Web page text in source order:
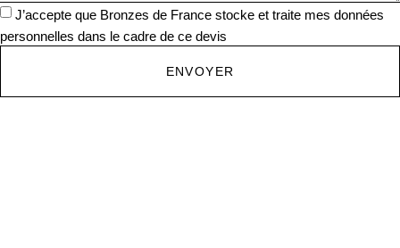
J’accepte que Bronzes de France stocke et traite mes données
personnelles dans le cadre de ce devis
ENVOYER